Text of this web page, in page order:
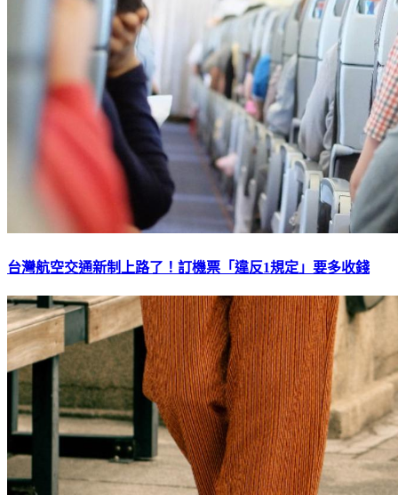
台灣航空交通新制上路了！訂機票「違反1規定」要多收錢